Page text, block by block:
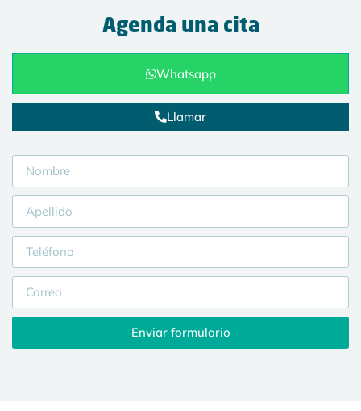
Agenda una cita
Whatsapp
Llamar
Enviar formulario